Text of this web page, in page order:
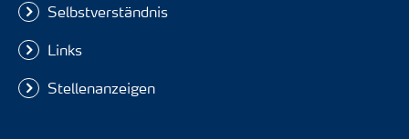
Selbstverständnis
Links
Stellenanzeigen